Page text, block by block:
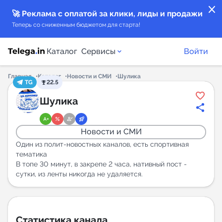
close
🚀 Реклама с оплатой за клики, лиды и продажи
Теперь со сниженным бюджетом для старта!
Каталог Сервисы
Каталог каналов
Каталог ботов
Горящие предложения
Индекс читаемости каналов в Telegram
New
Войти
Главная Каталог Новости и СМИ
Шулика
TG
22.5
Шулика
Новости и СМИ
Один из полит-новостных каналов, есть спортивная
тематика
В топе 30 минут, в закрепе 2 часа, нативный пост -
сутки, из ленты никогда не удаляется.